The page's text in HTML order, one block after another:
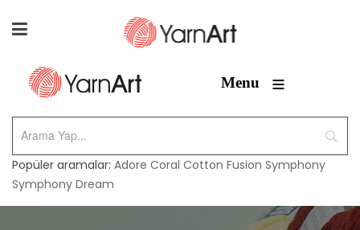
Menu ≡
Popüler aramalar: Adore Coral Cotton Fusion Symphony
Symphony Dream